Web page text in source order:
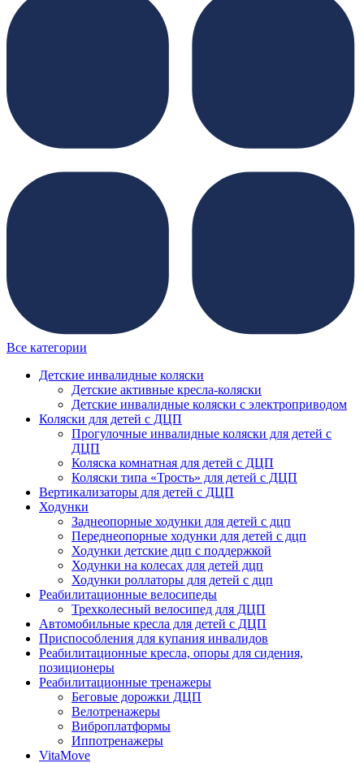
Все категории
Детские инвалидные коляски
Детские активные кресла-коляски
Детские инвалидные коляски с электроприводом
Коляски для детей с ДЦП
Прогулочные инвалидные коляски для детей с
ДЦП
Коляска комнатная для детей с ДЦП
Коляски типа «Трость» для детей с ДЦП
Вертикализаторы для детей с ДЦП
Ходунки
Заднеопорные ходунки для детей с дцп
Переднеопорные ходунки для детей с дцп
Ходунки детские дцп с поддержкой
Ходунки на колесах для детей дцп
Ходунки роллаторы для детей с дцп
Реабилитационные велосипеды
Трехколесный велосипед для ДЦП
Автомобильные кресла для детей с ДЦП
Приспособления для купания инвалидов
Реабилитационные кресла, опоры для сидения,
позиционеры
Реабилитационные тренажеры
Беговые дорожки ДЦП
Велотренажеры
Виброплатформы
Иппотренажеры
VitaMove